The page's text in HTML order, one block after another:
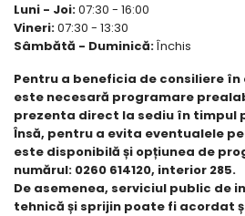
Luni - Joi:07:30 - 16:00
Vineri:07:30 - 13:30
Sâmbătă - Duminică:Închis
Pentru a beneficia de consiliere în
este necesară programare
prezenta direct la sediu în timpul
Însă, pentru a evita eventualele
este disponibilă și opțiunea de
numărul: 0260 614120, interior 285.
De asemenea, serviciul public de
tehnică și sprijin poate fi acordat